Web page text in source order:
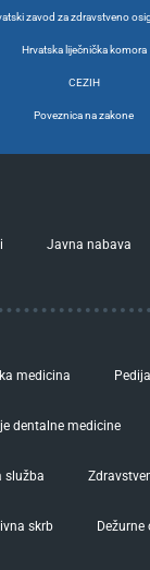
zavod za zdravstveno
Hrvatska liječnička komora
CEZIH
Poveznica na zakone
Javna nabava
medicina
dentalne medicine
služba
skrb Dežurne